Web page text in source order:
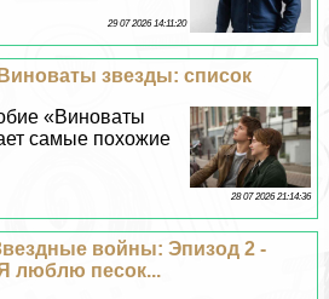
29 07 2026 14:11:20
звезды: список
«Виноваты
самые похожие
28 07 2026 21:14:36
войны: Эпизод 2 -
люблю песок...